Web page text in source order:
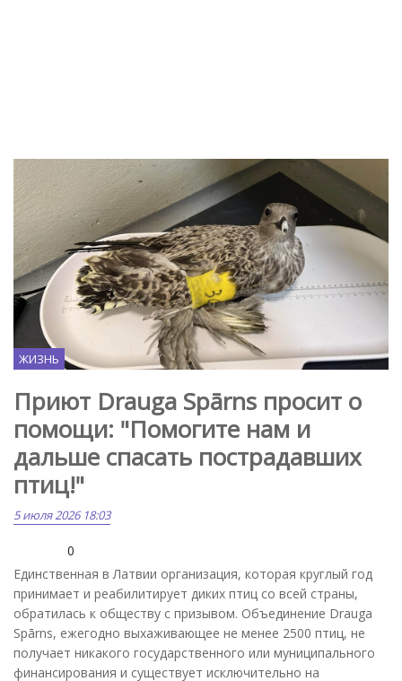
ЖИЗНЬ
Приют Drauga Spārns просит о
помощи: "Помогите нам и
дальше спасать пострадавших
птиц!"
5 июля 2026 18:03
0
Единственная в Латвии организация, которая круглый год
принимает и реабилитирует диких птиц со всей страны,
обратилась к обществу с призывом. Объединение Drauga
Spārns, ежегодно выхаживающее не менее 2500 птиц, не
получает никакого государственного или муниципального
финансирования и существует исключительно на